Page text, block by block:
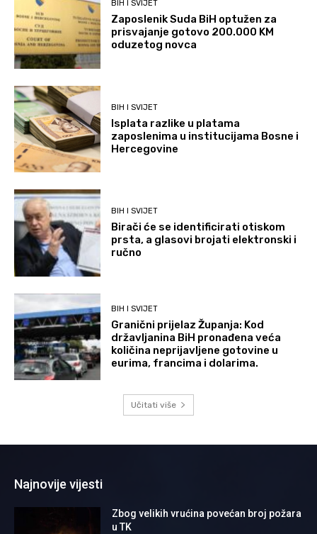
BIH I SVIJET
Zaposlenik Suda BiH optužen za
prisvajanje gotovo 200.000 KM
oduzetog novca
BIH I SVIJET
Isplata razlike u platama
zaposlenima u institucijama Bosne i
Hercegovine
BIH I SVIJET
Birači će se identificirati otiskom
prsta, a glasovi brojati elektronski i
ručno
BIH I SVIJET
Granični prijelaz Županja: Kod
državljanina BiH pronađena veća
količina neprijavljene gotovine u
eurima, francima i dolarima.
Učitati više
Najnovije vijesti
Zbog velikih vrućina povećan broj požara
u TK